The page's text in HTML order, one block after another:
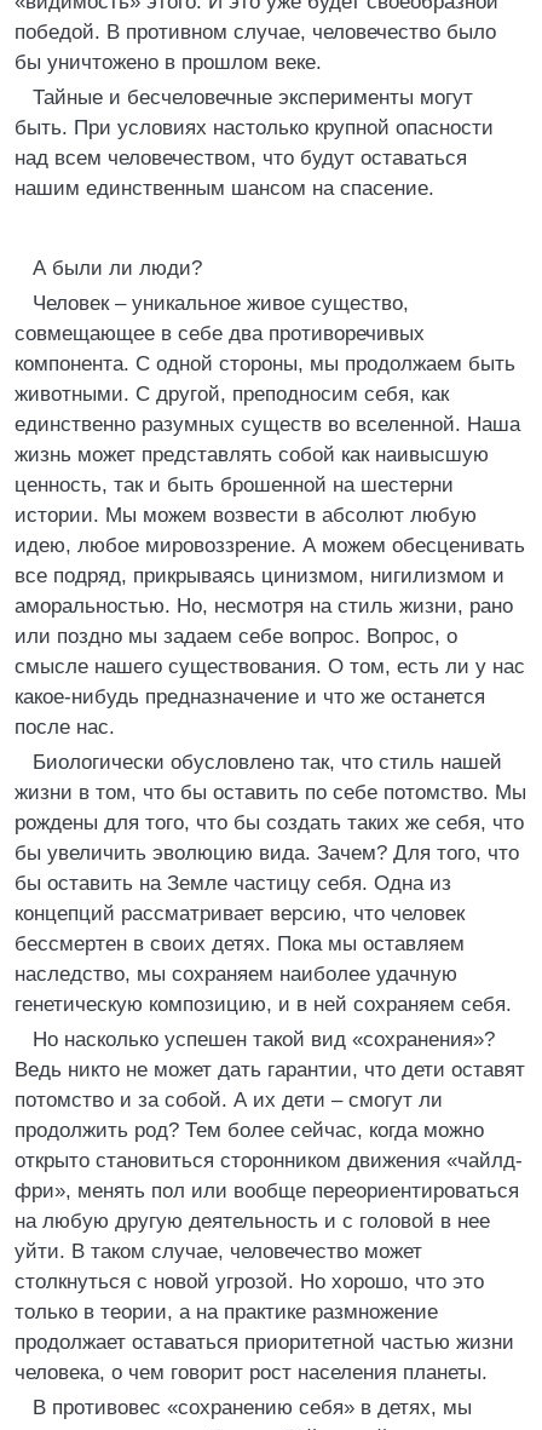
победой. В противном случае, человечество было
бы уничтожено в прошлом веке.
Тайные и бесчеловечные эксперименты могут
быть. При условиях настолько крупной опасности
над всем человечеством, что будут оставаться
нашим единственным шансом на спасение.
А были ли люди?
Человек – уникальное живое существо,
совмещающее в себе два противоречивых
компонента. С одной стороны, мы продолжаем быть
животными. С другой, преподносим себя, как
единственно разумных существ во вселенной. Наша
жизнь может представлять собой как наивысшую
ценность, так и быть брошенной на шестерни
истории. Мы можем возвести в абсолют любую
идею, любое мировоззрение. А можем обесценивать
все подряд, прикрываясь цинизмом, нигилизмом и
аморальностью. Но, несмотря на стиль жизни, рано
или поздно мы задаем себе вопрос. Вопрос, о
смысле нашего существования. О том, есть ли у нас
какое-нибудь предназначение и что же останется
после нас.
Биологически обусловлено так, что стиль нашей
жизни в том, что бы оставить по себе потомство. Мы
рождены для того, что бы создать таких же себя, что
бы увеличить эволюцию вида. Зачем? Для того, что
бы оставить на Земле частицу себя. Одна из
концепций рассматривает версию, что человек
бессмертен в своих детях. Пока мы оставляем
наследство, мы сохраняем наиболее удачную
генетическую композицию, и в ней сохраняем себя.
Но насколько успешен такой вид «сохранения»?
Ведь никто не может дать гарантии, что дети оставят
потомство и за собой. А их дети – смогут ли
продолжить род? Тем более сейчас, когда можно
открыто становиться сторонником движения «чайлд-
фри», менять пол или вообще переориентироваться
на любую другую деятельность и с головой в нее
уйти. В таком случае, человечество может
столкнуться с новой угрозой. Но хорошо, что это
только в теории, а на практике размножение
продолжает оставаться приоритетной частью жизни
человека, о чем говорит рост населения планеты.
В противовес «сохранению себя» в детях, мы